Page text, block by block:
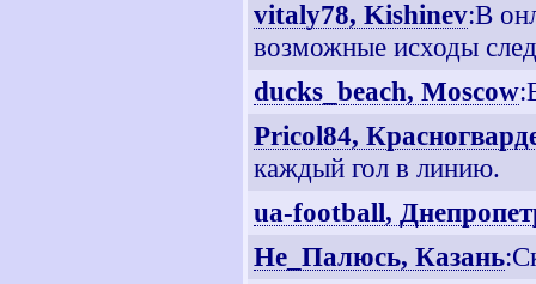
vitaly78, Kishinev:В
возможные исходы
ducks_beach, Moscow
Pricol84,
каждый гол в линию.
ua-football,
Не_Палюсь, Казань